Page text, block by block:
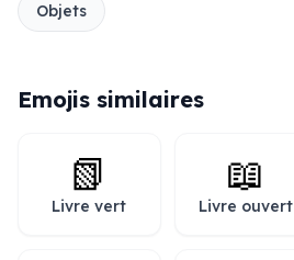
Objets
Emojis similaires
📗
Livre vert
📖
Livre ouvert